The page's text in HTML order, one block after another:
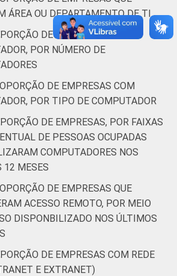
e correio
Alojamento e
alimentação
89 11
Atividades
imobiliárias;
atividades
profissionais,
científicas e
técnicas;
atividades
administrativas
e serviços
complentares
99 1
comunicação
ÁREA OU DEPARTAMENTO DE TI
DE EMPRESAS COM
POR NÚMERO DE
DE EMPRESAS COM
POR TIPO DE COMPUTADOR
DE EMPRESAS, POR FAIXAS
DE PESSOAS OCUPADAS
COMPUTADORES NOS
12 MESES
DE EMPRESAS QUE
ACESSO REMOTO, ‏POR MEIO
DISPONBILIZADO NOS ÚLTIMOS
DE EMPRESAS COM REDE
E EXTRANET)